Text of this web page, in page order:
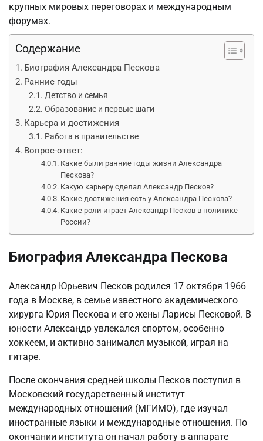
крупных мировых переговорах и международным
форумах.
Содержание
Биография Александра Пескова
Ранние годы
Детство и семья
Образование и первые шаги
Карьера и достижения
Работа в правительстве
Вопрос-ответ:
Какие были ранние годы жизни Александра
Пескова?
Какую карьеру сделал Александр Песков?
Какие достижения есть у Александра Пескова?
Какие роли играет Александр Песков в политике
России?
Биография Александра Пескова
Александр Юрьевич Песков родился 17 октября 1966
года в Москве, в семье известного академического
хирурга Юрия Пескова и его жены Ларисы Песковой. В
юности Александр увлекался спортом, особенно
хоккеем, и активно занимался музыкой, играя на
гитаре.
После окончания средней школы Песков поступил в
Московский государственный институт
международных отношений (МГИМО), где изучал
иностранные языки и международные отношения. По
окончании института он начал работу в аппарате